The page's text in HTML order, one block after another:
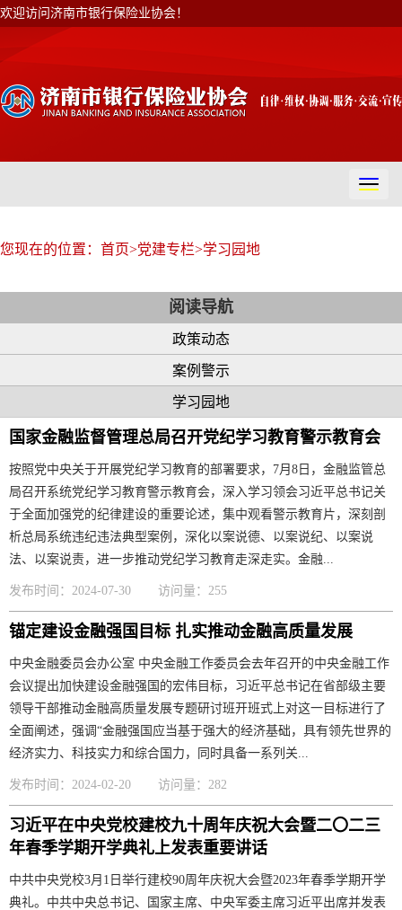
欢迎访问济南市银行保险业协会！
切
换
您现在的位置： 首页>党建专栏>学习园地
阅读导航
政策动态
案例警示
学习园地
国家金融监督管理总局召开党纪学习教育警示教育会
按照党中央关于开展党纪学习教育的部署要求，7月8日，金融监管总
局召开系统党纪学习教育警示教育会，深入学习领会习近平总书记关
于全面加强党的纪律建设的重要论述，集中观看警示教育片，深刻剖
析总局系统违纪违法典型案例，深化以案说德、以案说纪、以案说
法、以案说责，进一步推动党纪学习教育走深走实。金融...
发布时间：2024-07-30 访问量：255
锚定建设金融强国目标 扎实推动金融高质量发展
中央金融委员会办公室 中央金融工作委员会去年召开的中央金融工作
会议提出加快建设金融强国的宏伟目标，习近平总书记在省部级主要
领导干部推动金融高质量发展专题研讨班开班式上对这一目标进行了
全面阐述，强调“金融强国应当基于强大的经济基础，具有领先世界的
经济实力、科技实力和综合国力，同时具备一系列关...
发布时间：2024-02-20 访问量：282
习近平在中央党校建校九十周年庆祝大会暨二〇二三
年春季学期开学典礼上发表重要讲话
中共中央党校3月1日举行建校90周年庆祝大会暨2023年春季学期开学
典礼。中共中央总书记、国家主席、中央军委主席习近平出席并发表